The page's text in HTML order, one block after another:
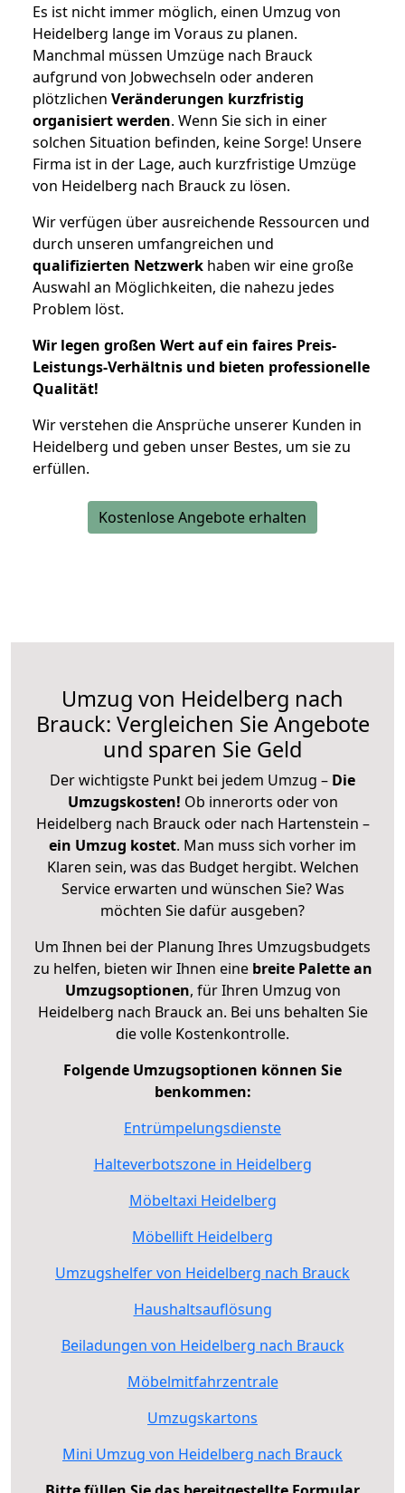
Es ist nicht immer möglich, einen Umzug von
Heidelberg lange im Voraus zu planen.
Manchmal müssen Umzüge nach Brauck
aufgrund von Jobwechseln oder anderen
plötzlichen Veränderungen kurzfristig
organisiert werden. Wenn Sie sich in einer
solchen Situation befinden, keine Sorge! Unsere
Firma ist in der Lage, auch kurzfristige Umzüge
von Heidelberg nach Brauck zu lösen.
Wir verfügen über ausreichende Ressourcen und
durch unseren umfangreichen und
qualifizierten Netzwerk haben wir eine große
Auswahl an Möglichkeiten, die nahezu jedes
Problem löst.
Wir legen großen Wert auf ein faires Preis-
Leistungs-Verhältnis und bieten professionelle
Qualität!
Wir verstehen die Ansprüche unserer Kunden in
Heidelberg und geben unser Bestes, um sie zu
erfüllen.
Kostenlose Angebote erhalten
Umzug von Heidelberg nach
Brauck: Vergleichen Sie Angebote
und sparen Sie Geld
Der wichtigste Punkt bei jedem Umzug – Die
Umzugskosten! Ob innerorts oder von
Heidelberg nach Brauck oder nach Hartenstein –
ein Umzug kostet. Man muss sich vorher im
Klaren sein, was das Budget hergibt. Welchen
Service erwarten und wünschen Sie? Was
möchten Sie dafür ausgeben?
Um Ihnen bei der Planung Ihres Umzugsbudgets
zu helfen, bieten wir Ihnen eine breite Palette an
Umzugsoptionen, für Ihren Umzug von
Heidelberg nach Brauck an. Bei uns behalten Sie
die volle Kostenkontrolle.
Folgende Umzugsoptionen können Sie
benkommen:
Entrümpelungsdienste
Halteverbotszone in Heidelberg
Möbeltaxi Heidelberg
Möbellift Heidelberg
Umzugshelfer von Heidelberg nach Brauck
Haushaltsauflösung
Beiladungen von Heidelberg nach Brauck
Möbelmitfahrzentrale
Umzugskartons
Mini Umzug von Heidelberg nach Brauck